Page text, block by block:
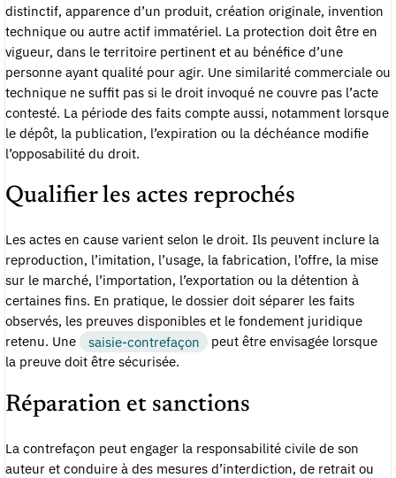
distinctif, apparence d’un produit, création originale, invention
technique ou autre actif immatériel. La protection doit être en
vigueur, dans le territoire pertinent et au bénéfice d’une
personne ayant qualité pour agir. Une similarité commerciale ou
technique ne suffit pas si le droit invoqué ne couvre pas l’acte
contesté. La période des faits compte aussi, notamment lorsque
le dépôt, la publication, l’expiration ou la déchéance modifie
l’opposabilité du droit.
Qualifier les actes reprochés
Les actes en cause varient selon le droit. Ils peuvent inclure la
reproduction, l’imitation, l’usage, la fabrication, l’offre, la mise
sur le marché, l’importation, l’exportation ou la détention à
certaines fins. En pratique, le dossier doit séparer les faits
observés, les preuves disponibles et le fondement juridique
retenu. Une
saisie-contrefaçon
peut être envisagée lorsque
la preuve doit être sécurisée.
Réparation et sanctions
La contrefaçon peut engager la responsabilité civile de son
auteur et conduire à des mesures d’interdiction, de retrait ou